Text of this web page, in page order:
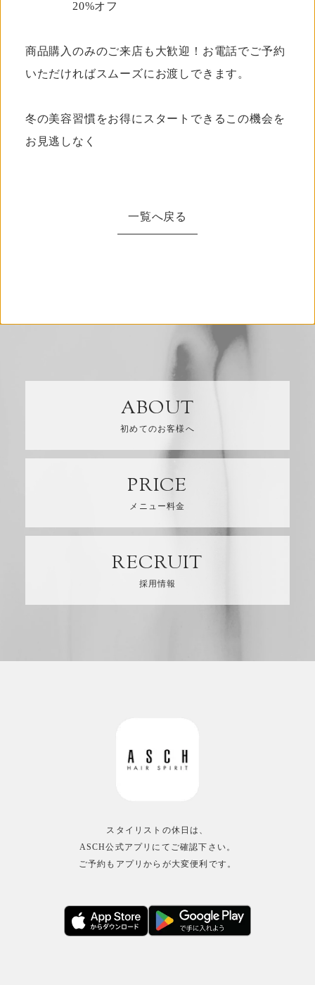
20%オフ
商品購入のみのご来店も大歓迎！お電話でご予約
いただければスムーズにお渡しできます。
冬の美容習慣をお得にスタートできるこの機会を
お見逃しなく
一覧へ戻る
一覧へ戻る
ABOUT
ABOUT
初めてのお客様へ
PRICE
PRICE
メニュー料金
RECRUIT
RECRUIT
採用情報
スタイリストの休日は、
ASCH公式アプリにてご確認下さい。
ご予約もアプリからが大変便利です。